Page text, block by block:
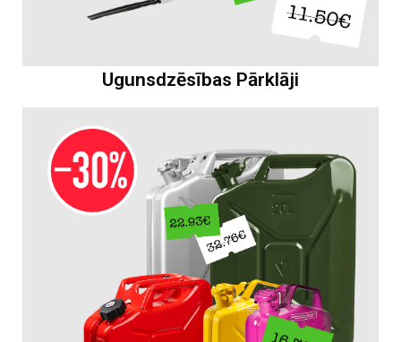
Ugunsdzēsības Pārklāji